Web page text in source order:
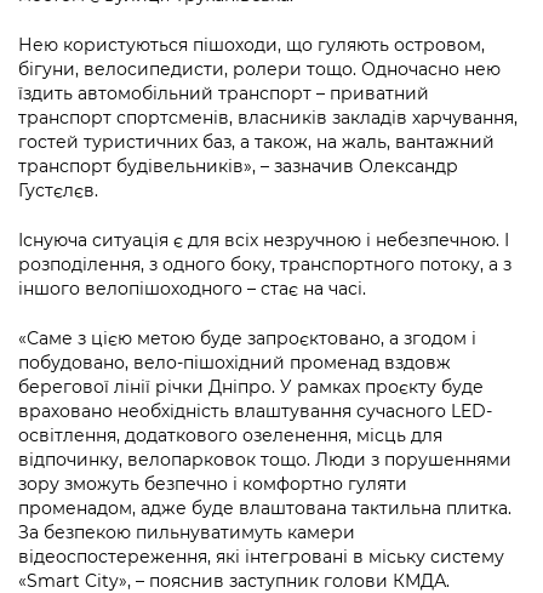
Підприємства, установи, організації
Kyiv International Relations
Річні звіти
Гендерна політика
Київська міська військова адміністрація
Портал Захисників та Захисниць
Безбар'єрність
Портал послуг
Міський застосунок Київ Цифровий
Важливе під час воєнного стану
Важливе під час воєнного стану
Портал даних Києва
Публічні дашборди
Нею користуються пішоходи, що гуляють островом,
бігуни, велосипедисти, ролери тощо. Одночасно нею
їздить автомобільний транспорт – приватний
транспорт спортсменів, власників закладів харчування,
гостей туристичних баз, а також, на жаль, вантажний
транспорт будівельників», – зазначив Олександр
Густєлєв.
Існуюча ситуація є для всіх незручною і небезпечною. І
розподілення, з одного боку, транспортного потоку, а з
іншого велопішоходного – стає на часі.
«Саме з цією метою буде запроєктовано, а згодом і
побудовано, вело-пішохідний променад вздовж
берегової лінії річки Дніпро. У рамках проєкту буде
враховано необхідність влаштування сучасного LED-
освітлення, додаткового озеленення, місць для
відпочинку, велопарковок тощо. Люди з порушеннями
зору зможуть безпечно і комфортно гуляти
променадом, адже буде влаштована тактильна плитка.
За безпекою пильнуватимуть камери
відеоспостереження, які інтегровані в міську систему
«Smart City», – пояснив заступник голови КМДА.